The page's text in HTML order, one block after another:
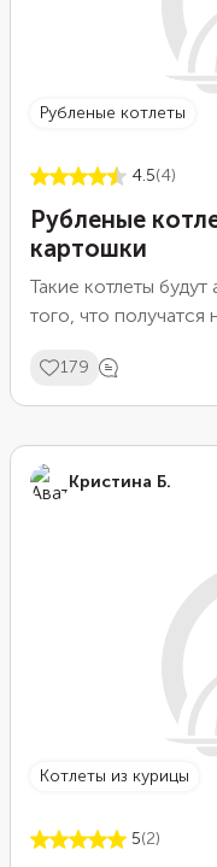
рубленые котлеты
4.5(4)
Рубленые
картошки
Такие котлеты
того, что
индюшачье. А сорта
содержанием
ароматный соус,
и медом.
179
Кристина Б.
котлеты из курицы
5(2)